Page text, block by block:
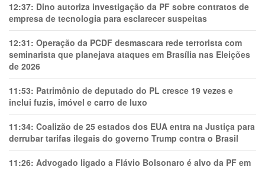
12:37: Dino autoriza investigação da PF sobre contratos de
empresa de tecnologia para esclarecer suspeitas
12:31: Operação da PCDF desmascara rede terrorista com
seminarista que planejava ataques em Brasília nas Eleições
de 2026
11:53: Patrimônio de deputado do PL cresce 19 vezes e
inclui fuzis, imóvel e carro de luxo
11:34: Coalizão de 25 estados dos EUA entra na Justiça para
derrubar tarifas ilegais do governo Trump contra o Brasil
11:26: Advogado ligado a Flávio Bolsonaro é alvo da PF em